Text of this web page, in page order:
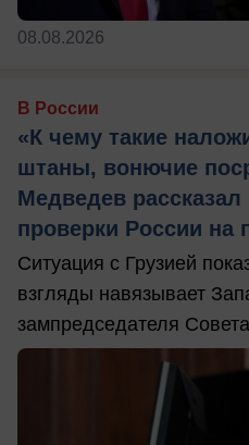
08.08.2026
В России
«К чему такие
штаны, вонючие
Медведев
проверки России на
Ситуация с Грузией
взгляды навязывает
зампредседателя